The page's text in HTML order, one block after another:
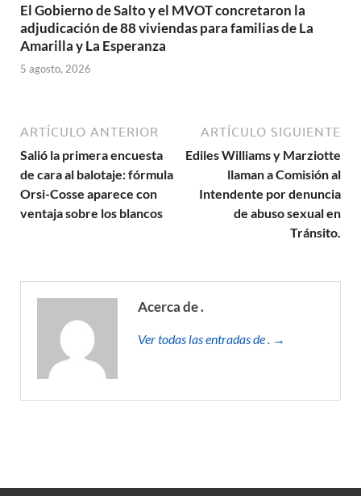
El Gobierno de Salto y el MVOT concretaron la
adjudicación de 88 viviendas para familias de La
Amarilla y La Esperanza
5 agosto, 2026
ARTÍCULO ANTERIOR
Salió la primera encuesta
de cara al balotaje: fórmula
Orsi-Cosse aparece con
ventaja sobre los blancos
ARTÍCULO SIGUIENTE
Ediles Williams y Marziotte
llaman a Comisión al
Intendente por denuncia
de abuso sexual en
Tránsito.
Acerca de .
Ver todas las entradas de . →